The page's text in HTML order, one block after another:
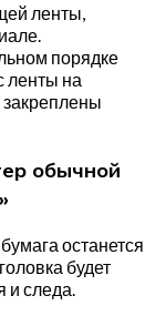
ленты,
порядке
ленты на
закреплены
обычной
останется
будет
и следа.